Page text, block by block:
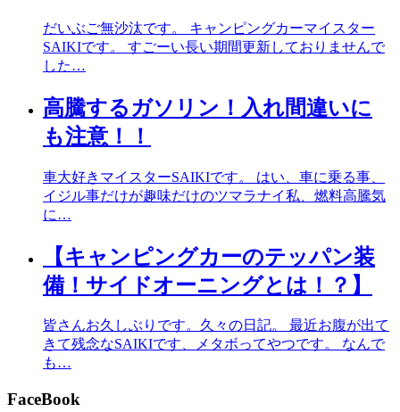
だいぶご無沙汰です。 キャンピングカーマイスター
SAIKIです。 すごーい長い期間更新しておりませんで
した…
高騰するガソリン！入れ間違いに
も注意！！
車大好きマイスターSAIKIです。 はい、車に乗る事、
イジル事だけが趣味だけのツマラナイ私、燃料高騰気
に…
【キャンピングカーのテッパン装
備！サイドオーニングとは！？】
皆さんお久しぶりです。久々の日記。 最近お腹が出て
きて残念なSAIKIです、メタボってやつです。 なんで
も…
FaceBook